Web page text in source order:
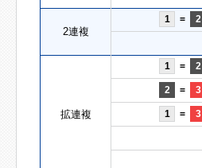
2連複
1 = 2
拡連複
1 = 2
2 = 3
1 = 3